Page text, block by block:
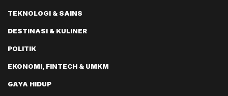
TEKNOLOGI & SAINS
DESTINASI & KULINER
POLITIK
EKONOMI, FINTECH & UMKM
GAYA HIDUP